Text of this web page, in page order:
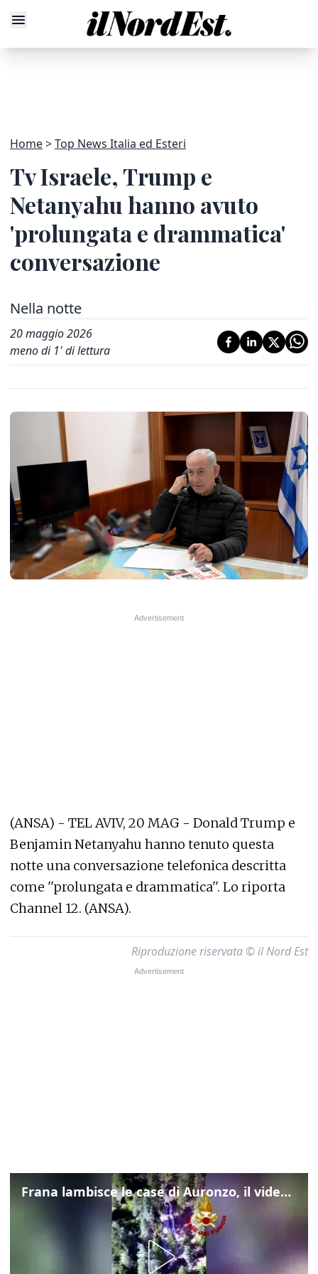
Home Top News Italia ed Esteri
Tv Israele, Trump e
Netanyahu hanno avuto
'prolungata e drammatica'
conversazione
Nella notte
20 maggio 2026
meno di 1' di lettura
(ANSA) - TEL AVIV, 20 MAG - Donald Trump e
Benjamin Netanyahu hanno tenuto questa
notte una conversazione telefonica descritta
come ''prolungata e drammatica''. Lo riporta
Channel 12. (ANSA).
Riproduzione riservata © il Nord Est
Frana lambisce le case di Auronzo, il video dall'elicottero dei vigili del fuoco